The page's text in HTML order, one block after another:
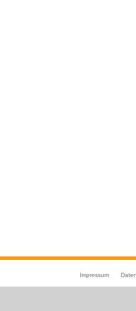
Impressum